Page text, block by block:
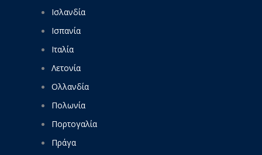
Ισλανδία
Ισπανία
Ιταλία
Λετονία
Ολλανδία
Πολωνία
Πορτογαλία
Πράγα